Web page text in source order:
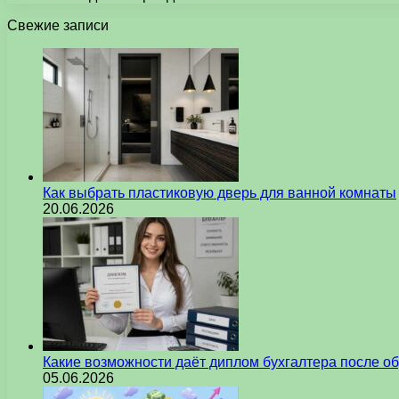
Свежие записи
Как выбрать пластиковую дверь для ванной комнаты
20.06.2026
Какие возможности даёт диплом бухгалтера после
05.06.2026